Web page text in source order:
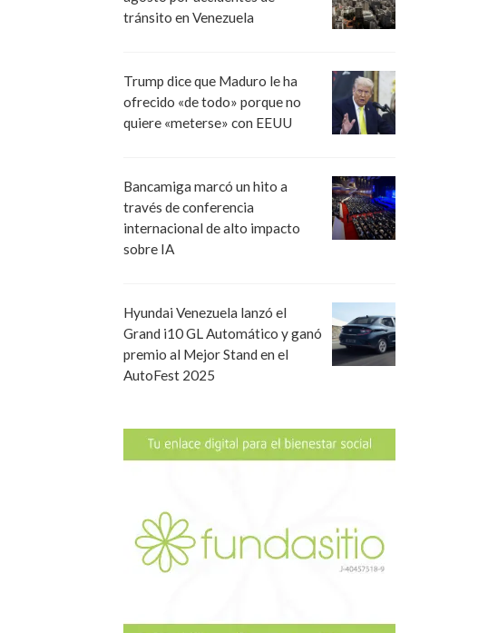
tránsito en Venezuela
Trump dice que Maduro le ha
ofrecido «de todo» porque no
quiere «meterse» con EEUU
Bancamiga marcó un hito a
través de conferencia
internacional de alto impacto
sobre IA
Hyundai Venezuela lanzó el
Grand i10 GL Automático y ganó
premio al Mejor Stand en el
AutoFest 2025